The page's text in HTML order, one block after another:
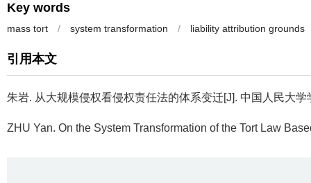
Key words
mass tort / system transformation / liability attribution grounds
引用本文
朱岩. 从大规模侵权看侵权责任法的体系变迁[J]. 中国人民大学
ZHU Yan. On the System Transformation of the Tort Law